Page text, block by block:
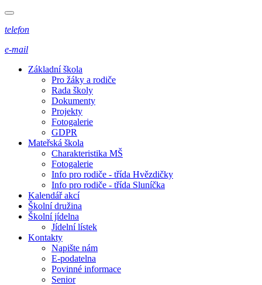
telefon
e-mail
Základní škola
Pro žáky a rodiče
Rada školy
Dokumenty
Projekty
Fotogalerie
GDPR
Mateřská škola
Charakteristika MŠ
Fotogalerie
Info pro rodiče - třída Hvězdičky
Info pro rodiče - třída Sluníčka
Kalendář akcí
Školní družina
Školní jídelna
Jídelní lístek
Kontakty
Napište nám
E-podatelna
Povinné informace
Senior